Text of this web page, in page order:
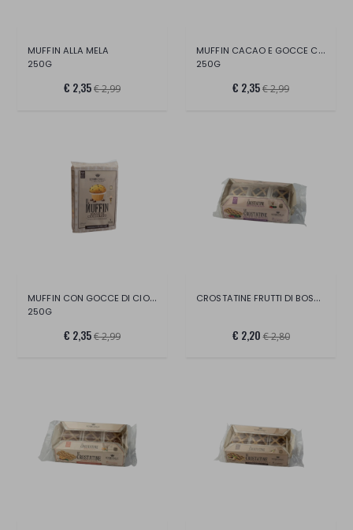
MUFFIN ALLA MELA
250G
€ 2,35€ 2,99
MUFFIN CACAO E GOCCE CIOCCOLATO
250G
€ 2,35€ 2,99
MUFFIN CON GOCCE DI CIOCCOLATO
250G
€ 2,35€ 2,99
CROSTATINE FRUTTI DI BOSCO
€ 2,20 € 2,80